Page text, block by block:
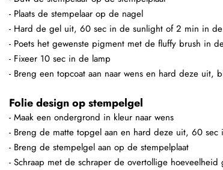
- Plaats de stempelaar op de nagel
- Hard de gel uit, 60 sec in de sunlight of 2 min in
- Poets het gewenste pigment met de fluffy brush in
- Fixeer 10 sec in de lamp
- Breng een topcoat aan naar wens en hard deze uit,
Folie design op stempelgel
- Maak een ondergrond in kleur naar wens
- Breng de matte topgel aan en hard deze uit, 60
- Breng de stempelgel aan op de stempelplaat
- Schraap met de schraper de overtollige hoeveelheid